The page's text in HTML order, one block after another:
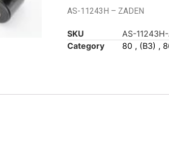
AS-11243H – ZADEN
SKU
AS-
Category
80 , (B3) ,